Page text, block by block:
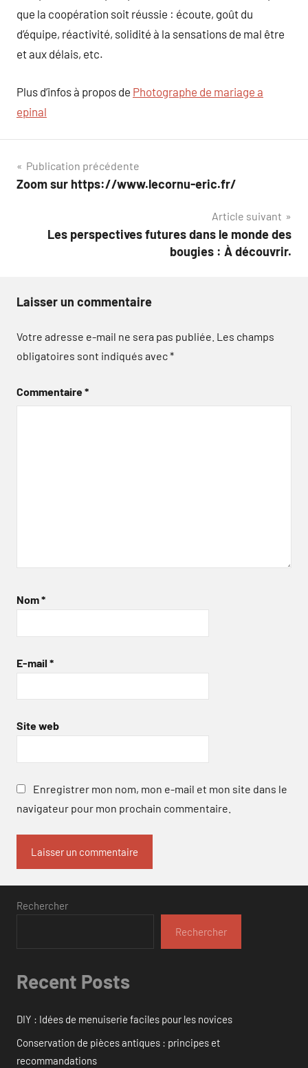
que la coopération soit réussie : écoute, goût du
d’équipe, réactivité, solidité à la sensations de mal être
et aux délais, etc.
Plus d’infos à propos de Photographe de mariage a
epinal
Navigation
de
Publication précédente
Zoom sur https://www.lecornu-eric.fr/
Article suivant
Les perspectives futures dans le monde des
bougies : À découvrir.
Laisser un commentaire
Votre adresse e-mail ne sera pas publiée. Les champs
obligatoires sont indiqués avec*
Commentaire*
Nom*
E-mail *
Site web
Enregistrer mon nom, mon e-mail et mon site dans le
navigateur pour mon prochain commentaire.
Rechercher
Rechercher
Recent Posts
DIY : Idées de menuiserie faciles pour les novices
Conservation de pièces antiques : principes et
recommandations